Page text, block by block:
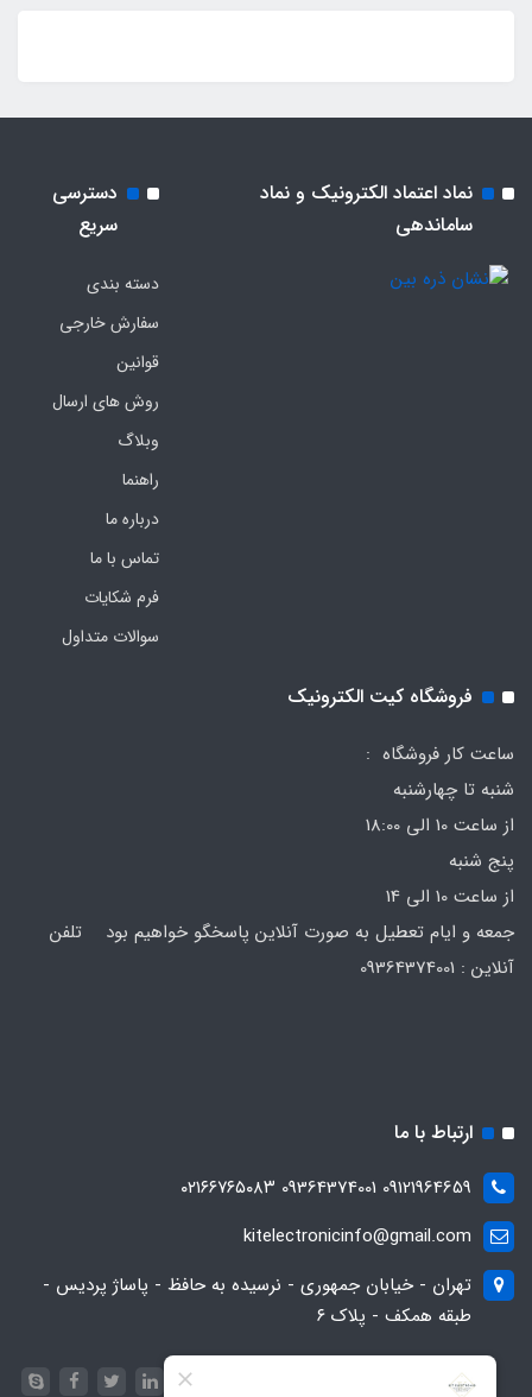
نماد اعتماد الکترونیک و نماد
ساماندهی
دسترسی
سریع
دسته بندی
سفارش خارجی
قوانین
روش های ارسال
وبلاگ
راهنما
درباره ما
تماس با ما
فرم‌ شکایات
سوالات متداول
فروشگاه کیت الکترونیک
ساعت کار فروشگاه :
شنبه تا چهارشنبه
از ساعت 10 الی 18:00
پنج شنبه
از ساعت 10 الی 14
جمعه و ایام تعطیل به صورت آنلاین پاسخگو خواهیم بود تلفن
ارتباط با ما
09121964659 09364374001 ۰۲۱۶۶۷۶۵۰۸۳
kitelectronicinfo@gmail.com
تهران - خیابان جمهوری - نرسیده به حافظ - پاساژ پردیس -
طبقه همکف - پلاک ۶